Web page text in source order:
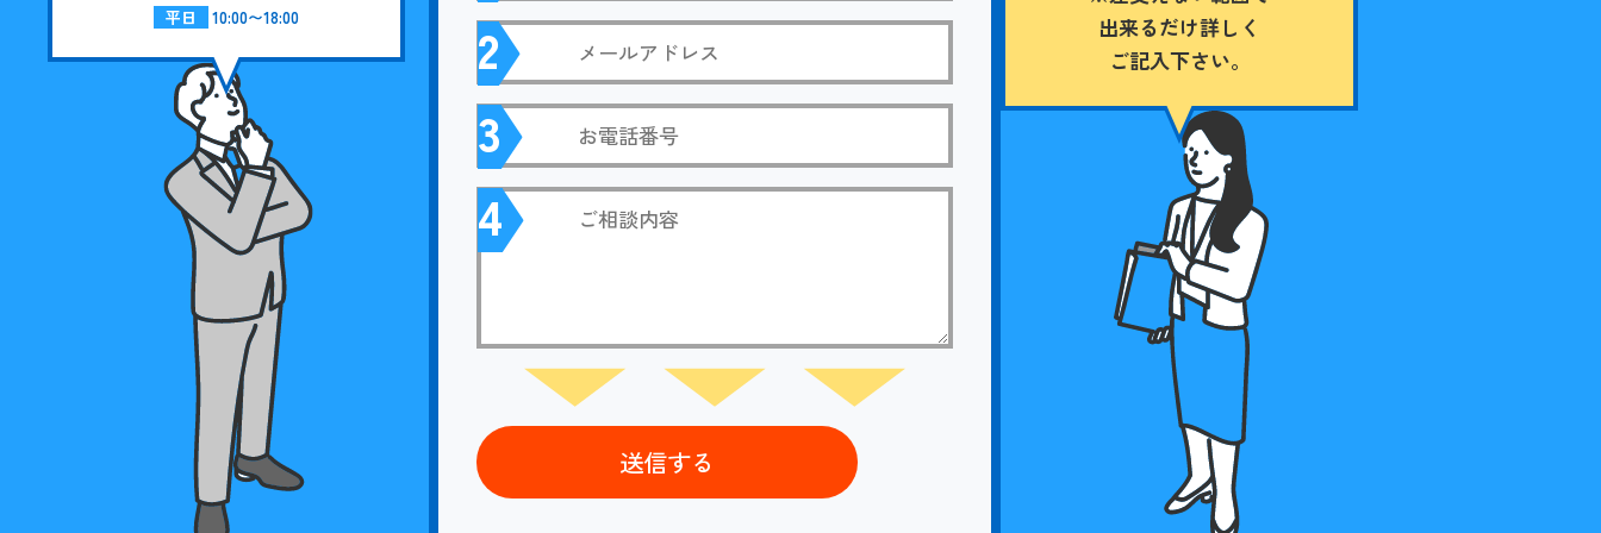
平日 10:00〜18:00
2
3
4
出来るだけ詳しく
ご記入下さい。